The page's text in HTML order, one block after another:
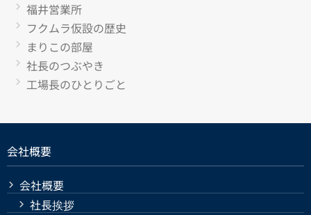
福井営業所
フクムラ仮設の歴史
まりこの部屋
社長のつぶやき
工場長のひとりごと
会社概要
会社概要
社長挨拶